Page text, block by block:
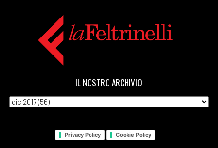
IL NOSTRO ARCHIVIO
Privacy Policy Cookie Policy